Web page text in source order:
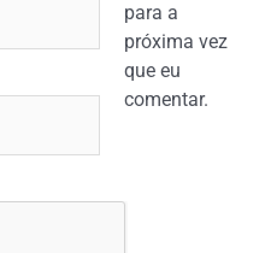
para a
próxima vez
que eu
comentar.